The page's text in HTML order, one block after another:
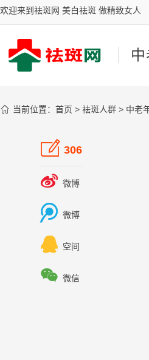
欢迎来到祛斑网 美白祛斑 做精致女人
 当前位置： 首页 > 祛斑人群 > 中老
 306
 微博
 微博
 空间
 微信